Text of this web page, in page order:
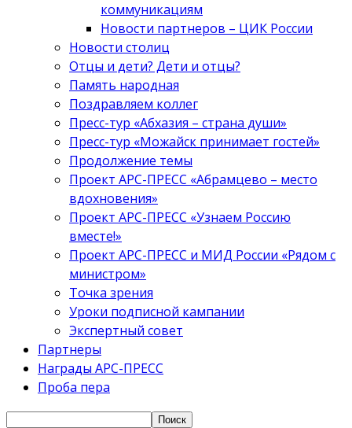
коммуникациям
Новости партнеров – ЦИК России
Новости столиц
Отцы и дети? Дети и отцы?
Память народная
Поздравляем коллег
Пресс-тур «Абхазия – страна души»
Пресс-тур «Можайск принимает гостей»
Продолжение темы
Проект АРС-ПРЕСС «Абрамцево – место
вдохновения»
Проект АРС-ПРЕСС «Узнаем Россию
вместе!»
Проект АРС-ПРЕСС и МИД России «Рядом с
министром»
Точка зрения
Уроки подписной кампании
Экспертный совет
Партнеры
Награды АРС-ПРЕСС
Проба пера